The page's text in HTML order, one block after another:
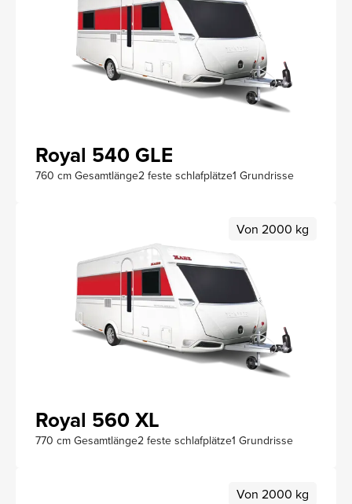
Royal 540 GLE
760 cm Gesamtlänge2 feste schlafplätze1 Grundrisse
Von 2000 kg
Royal 560 XL
770 cm Gesamtlänge2 feste schlafplätze1 Grundrisse
Von 2000 kg